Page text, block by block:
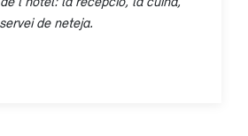
de neteja.